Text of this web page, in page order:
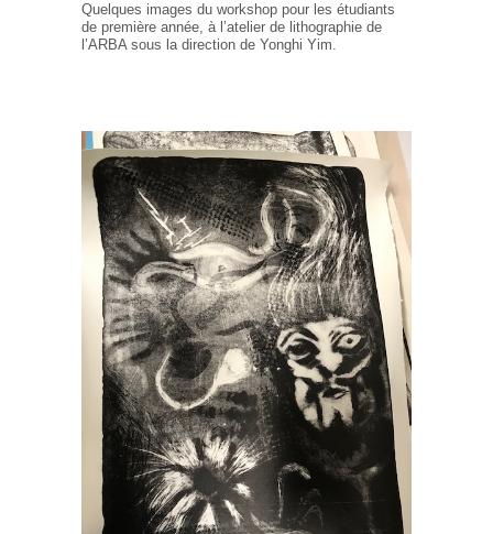
Quelques images du workshop pour les étudiants
de première année, à l’atelier de lithographie de
l’ARBA sous la direction de Yonghi Yim.